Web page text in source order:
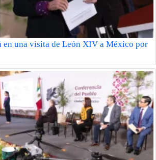
en una visita de León XIV a México por